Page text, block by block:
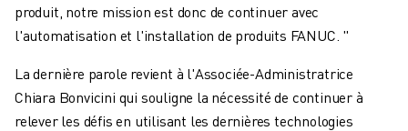
produit, notre mission est donc de continuer avec
l'automatisation et l'installation de produits FANUC. "
La dernière parole revient à l'Associée-Administratrice
Chiara Bonvicini qui souligne la nécessité de continuer à
relever les défis en utilisant les dernières technologies